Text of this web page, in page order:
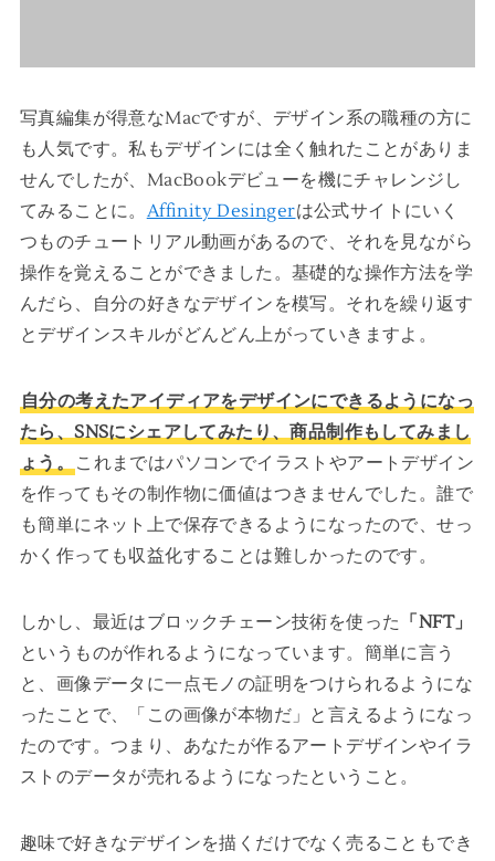
写真編集が得意なMacですが、デザイン系の職種の方に
も人気です。私もデザインには全く触れたことがありま
せんでしたが、MacBookデビューを機にチャレンジし
てみることに。 Affinity Desingerは公式サイトにいく
つものチュートリアル動画があるので、それを見ながら
操作を覚えることができました。基礎的な操作方法を学
んだら、自分の好きなデザインを模写。それを繰り返す
とデザインスキルがどんどん上がっていきますよ。
自分の考えたアイディアをデザインにできるようになっ
たら、SNSにシェアしてみたり、商品制作もしてみまし
ょう。
これまではパソコンでイラストやアートデザイン
を作ってもその制作物に価値はつきませんでした。誰で
も簡単にネット上で保存できるようになったので、せっ
かく作っても収益化することは難しかったのです。
しかし、最近はブロックチェーン技術を使った 「NFT」
というものが作れるようになっています。簡単に言う
と、画像データに一点モノの証明をつけられるようにな
ったことで、「この画像が本物だ」と言えるようになっ
たのです。つまり、あなたが作るアートデザインやイラ
ストのデータが売れるようになったということ。
趣味で好きなデザインを描くだけでなく売ることもでき